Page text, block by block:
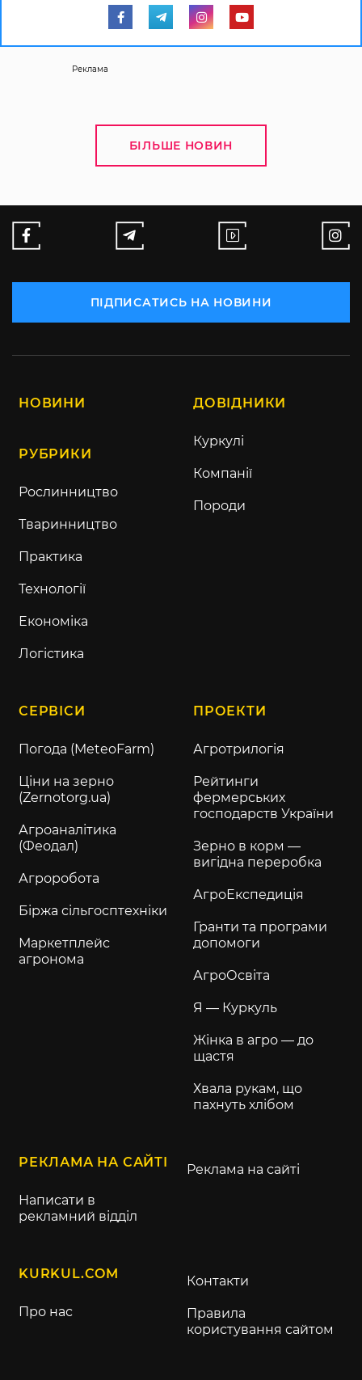
Реклама
БІЛЬШЕ НОВИН
ПІДПИСАТИСЬ НА НОВИНИ
НОВИНИ
РУБРИКИ
Рослинництво
Тваринництво
Практика
Технології
Економіка
Логістика
ДОВІДНИКИ
Куркулі
Компанії
Породи
СЕРВІСИ
Погода (MeteoFarm)
Ціни на зерно
(Zernotorg.ua)
Агроаналітика
(Феодал)
Агроробота
Біржа сільгосптехніки
Маркетплейс
агронома
ПРОЕКТИ
Агротрилогія
Рейтинги
фермерських
господарств України
Зерно в корм —
вигідна переробка
АгроЕкспедиція
Гранти та програми
допомоги
АгроОсвіта
Я — Куркуль
Жінка в агро — до
щастя
Хвала рукам, що
пахнуть хлібом
РЕКЛАМА НА САЙТІ
Написати в
рекламний відділ
Реклама на сайті
KURKUL.COM
Про нас
Контакти
Правила
користування сайтом